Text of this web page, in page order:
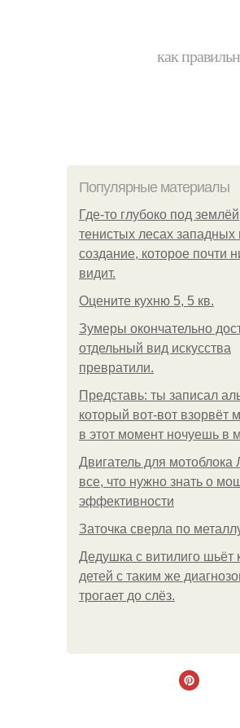
как
Популярные материалы
Где-то глубоко под
тенистых лесах западных
создание, которое почти
видит.
Оцените кухню 5, 5 кв.
Зумеры окончательно
отдельный вид искусства
превратили.
Представь: ты записал
который вот-вот взорвёт
в этот момент ночуешь в
Двигатель для мотоблока
все, что нужно знать о
эффективности
Заточка сверла по
Дедушка с витилиго шьёт
детей с таким же
трогает до слёз.